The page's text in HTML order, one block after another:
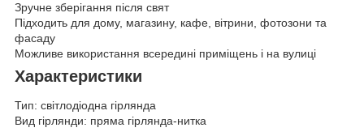
Зручне зберігання після свят
Підходить для дому, магазину, кафе, вітрини, фотозони та
фасаду
Можливе використання всередині приміщень і на вулиці
Характеристики
Тип: світлодіодна гірлянда
Вид гірлянди: пряма гірлянда-нитка